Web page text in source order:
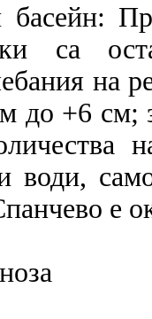
басейн:
са
на
до +6 см;
води,
е